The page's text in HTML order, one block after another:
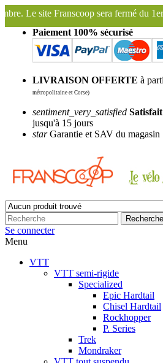
du 1er Août au 27 Août inclus.
Paiement 100% sécurisé
LIVRAISON OFFERTE à
métropolitaine et Corse)
sentiment_very_satisfied
jusqu'à 15 jours
starGarantie et SAV du magasin
Recherche
Se connecter
Menu
VTT
VTT semi-rigide
Specialized
Epic Hardtail
Chisel Hardtail
Rockhopper
P. Series
Trek
Mondraker